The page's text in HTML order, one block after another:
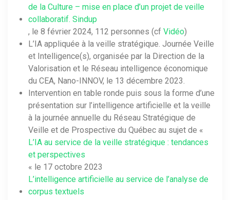
de la Culture – mise en place d’un projet de veille
collaboratif. Sindup
, le 8 février 2024, 112 personnes (cf Vidéo)
L’IA appliquée à la veille stratégique. Journée Veille
et Intelligence(s), organisée par la Direction de la
Valorisation et le Réseau intelligence économique
du CEA, Nano-INNOV, le 13 décembre 2023.
Intervention en table ronde puis sous la forme d’une
présentation sur l’intelligence artificielle et la veille
à la journée annuelle du Réseau Stratégique de
Veille et de Prospective du Québec au sujet de «
L’IA au service de la veille stratégique : tendances
et perspectives
« le 17 octobre 2023
L’intelligence artificielle au service de l’analyse de
corpus textuels